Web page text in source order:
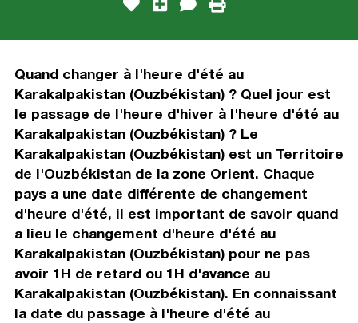
Quand changer à l'heure d'été au
Karakalpakistan (Ouzbékistan) ? Quel jour est
le passage de l'heure d'hiver à l'heure d'été au
Karakalpakistan (Ouzbékistan) ? Le
Karakalpakistan (Ouzbékistan) est un Territoire
de l'Ouzbékistan de la zone Orient. Chaque
pays a une date différente de changement
d'heure d'été, il est important de savoir quand
a lieu le changement d'heure d'été au
Karakalpakistan (Ouzbékistan) pour ne pas
avoir 1H de retard ou 1H d'avance au
Karakalpakistan (Ouzbékistan). En connaissant
la date du passage à l'heure d'été au